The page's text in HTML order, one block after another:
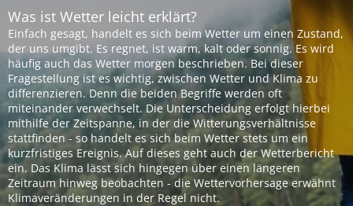
Was ist Wetter leicht erklärt?
Einfach gesagt, handelt es sich beim Wetter um einen Zustand,
der uns umgibt. Es regnet, ist warm, kalt oder sonnig. Es wird
häufig auch das Wetter morgen beschrieben. Bei dieser
Fragestellung ist es wichtig, zwischen Wetter und Klima zu
differenzieren. Denn die beiden Begriffe werden oft
miteinander verwechselt. Die Unterscheidung erfolgt hierbei
mithilfe der Zeitspanne, in der die Witterungsverhältnisse
stattfinden - so handelt es sich beim Wetter stets um ein
kurzfristiges Ereignis. Auf dieses geht auch der Wetterbericht
ein. Das Klima lässt sich hingegen über einen längeren
Zeitraum hinweg beobachten - die Wettervorhersage erwähnt
Klimaveränderungen in der Regel nicht.